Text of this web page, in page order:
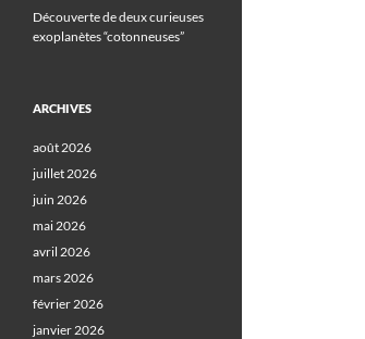
Découverte de deux curieuses
exoplanètes “cotonneuses”
ARCHIVES
août 2026
juillet 2026
juin 2026
mai 2026
avril 2026
mars 2026
février 2026
janvier 2026